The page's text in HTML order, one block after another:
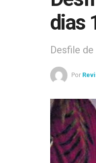
dias
Desfile
Por